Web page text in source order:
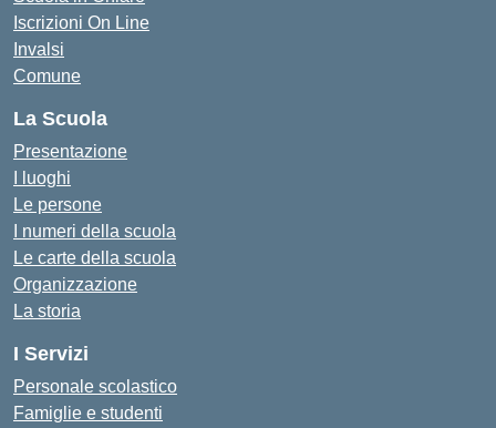
Iscrizioni On Line
Invalsi
Comune
La Scuola
Presentazione
I luoghi
Le persone
I numeri della scuola
Le carte della scuola
Organizzazione
La storia
I Servizi
Personale scolastico
Famiglie e studenti